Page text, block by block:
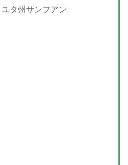
ユタ州サンフアン